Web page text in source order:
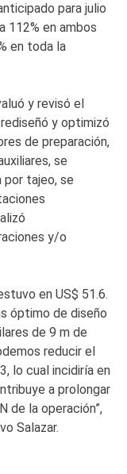
para julio
112% en ambos
en toda la
y revisó el
y optimizó
de preparación,
se
tajeo, se
y/o
en US$ 51.6.
óptimo de diseño
de 9 m de
reducir el
lo cual incidiría en
a prolongar
de la operación”,
Salazar.